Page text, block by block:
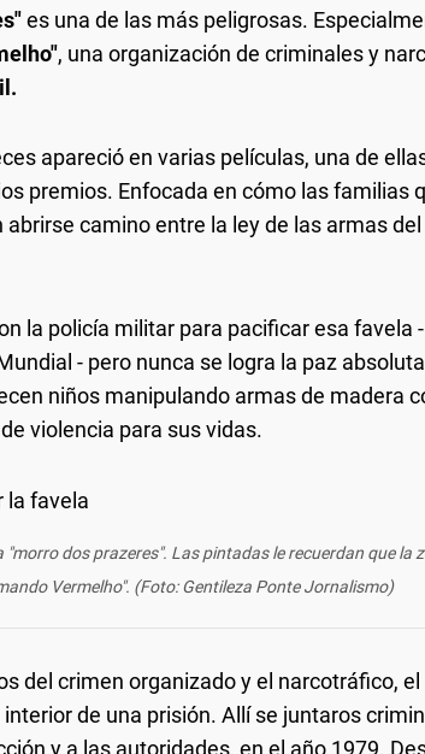
es una de las más peligrosas.
, una organización de criminales y
apareció en varias películas, una de
premios. Enfocada en cómo las familias
camino entre la ley de las armas
la policía militar para pacificar esa favela
- pero nunca se logra la paz
niños manipulando armas de madera
violencia para sus vidas.
dos prazeres". Las pintadas le recuerdan que la
Vermelho". (Foto: Gentileza Ponte Jornalismo)
del crimen organizado y el narcotráfico, el
de una prisión. Allí se juntaros
y a las autoridades, en el año 1979.